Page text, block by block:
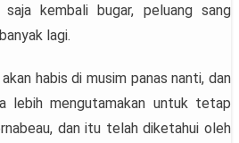
kembali bugar, peluang sang
lagi.
habis di musim panas nanti, dan
lebih mengutamakan untuk tetap
dan itu telah diketahui oleh